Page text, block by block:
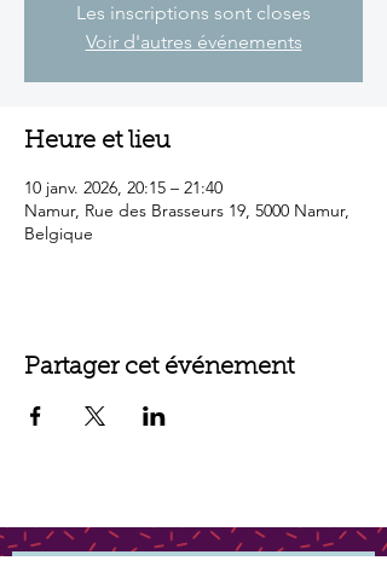
Les inscriptions sont closes
Voir d'autres événements
Heure et lieu
10 janv. 2026, 20:15 – 21:40
Namur, Rue des Brasseurs 19, 5000 Namur,
Belgique
Partager cet événement